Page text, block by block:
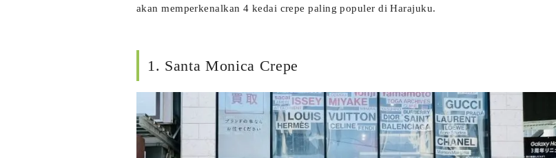
akan memperkenalkan 4 kedai crepe paling populer di Harajuku.
1. Santa Monica Crepe